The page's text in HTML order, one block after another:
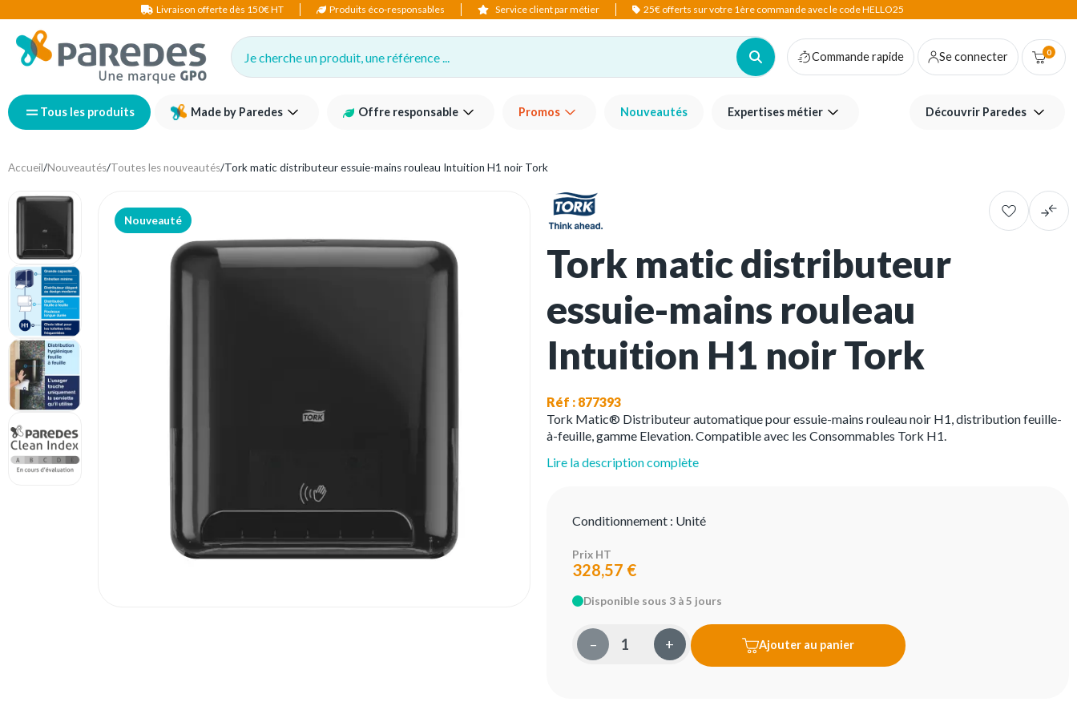
Livraison offerte dès 150€ HT Produits éco-responsables Service client par métier 25€ offerts sur votre 1ère commande avec le code HELLO25
Je cherche un produit, une référence ... Commande rapide Se connecter 0
Tous les produits Made by Paredes Offre responsable Promos Nouveautés Expertises métier Découvrir Paredes
Accueil/Nouveautés/Toutes les nouveautés/Tork matic distributeur essuie-mains rouleau Intuition H1 noir Tork
Nouveauté
Tork matic distributeur
essuie-mains rouleau
Intuition H1 noir Tork
Réf : 877393
Tork Matic® Distributeur automatique pour essuie-mains rouleau noir H1, distribution feuille-
à-feuille, gamme Elevation. Compatible avec les Consommables Tork H1.
Lire la description complète
Conditionnement : Unité
Prix HT
328,57 €
Disponible sous 3 à 5 jours
– + Ajouter au panier